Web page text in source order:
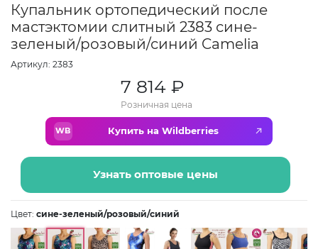
Купальник ортопедический после
мастэктомии слитный 2383 сине-
зеленый/розовый/синий Camelia
Артикул: 2383
7 814 ₽
Розничная цена
WB Купить на Wildberries
Узнать оптовые цены
Цвет: сине-зеленый/розовый/синий